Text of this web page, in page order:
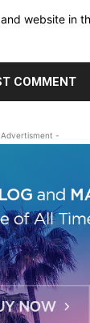
website in
-